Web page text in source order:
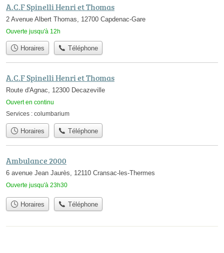
A.C.F Spinelli Henri et Thomas
2 Avenue Albert Thomas, 12700 Capdenac-Gare
Ouverte jusqu'à 12h
Horaires Téléphone
A.C.F Spinelli Henri et Thomas
Route d'Agnac, 12300 Decazeville
Ouvert en continu
Services : columbarium
Horaires Téléphone
Ambulance 2000
6 avenue Jean Jaurès, 12110 Cransac-les-Thermes
Ouverte jusqu'à 23h30
Horaires Téléphone